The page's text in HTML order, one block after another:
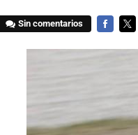
Sin comentarios